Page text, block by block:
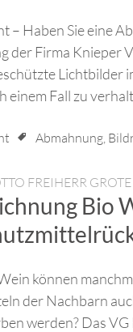
– Haben Sie eine
der Firma Knieper
Lichtbilder
einem Fall zu
Abmahnung
FREIHERR GROTE
Bio
können
der Nachbarn
werden? Das